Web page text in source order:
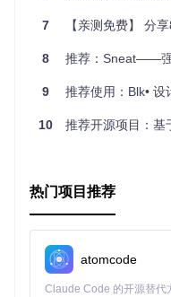
不仅提供了展示自我风
专属在线简历，让世界
7 【亲测免费】 分享
8 推荐：Sneat——强大全
9 推荐使用：Blk• 设
10 推荐开源项目：基
热门项目推荐
atomcode